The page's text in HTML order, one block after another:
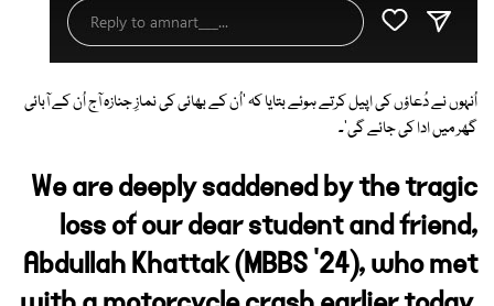
اُنہوں نے دُعاؤں کی اپیل کرتے ہوئے بتایا کہ 'اُن کے بھائی کی نمازِ جنازہ آج اُن کے آبائی
گھر میں ادا کی جائے گی'۔
We are deeply saddened by the tragic
loss of our dear student and friend,
Abdullah Khattak (MBBS '24), who met